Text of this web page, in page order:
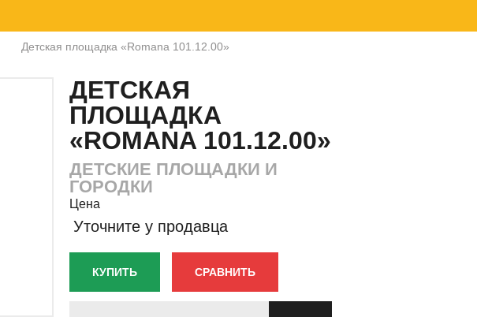
Детская площадка «Romana 101.12.00»
ДЕТСКАЯ
ПЛОЩАДКА
«ROMANA 101.12.00»
ДЕТСКИЕ ПЛОЩАДКИ И
ГОРОДКИ
Цена
Уточните у продавца
КУПИТЬ СРАВНИТЬ